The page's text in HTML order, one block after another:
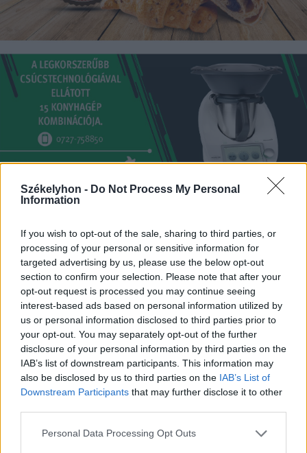
Székelyhon - Do Not Process My Personal
Information
If you wish to opt-out of the sale, sharing to third parties, or
processing of your personal or sensitive information for
targeted advertising by us, please use the below opt-out
section to confirm your selection. Please note that after your
opt-out request is processed you may continue seeing
interest-based ads based on personal information utilized by
us or personal information disclosed to third parties prior to
your opt-out. You may separately opt-out of the further
disclosure of your personal information by third parties on the
IAB’s list of downstream participants. This information may
also be disclosed by us to third parties on the IAB’s List of
Downstream Participants that may further disclose it to other
Personal Data Processing Opt Outs